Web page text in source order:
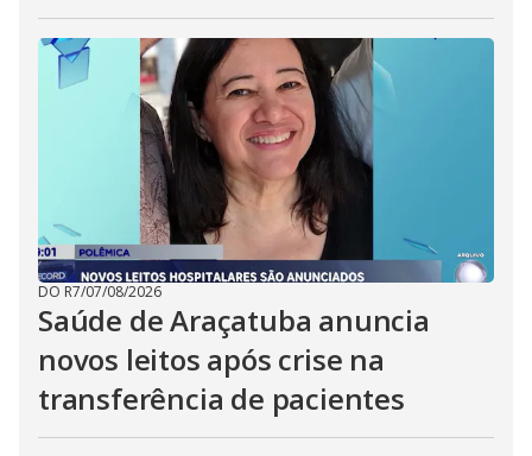
DO R7/07/08/2026
Saúde de Araçatuba anuncia
novos leitos após crise na
transferência de pacientes